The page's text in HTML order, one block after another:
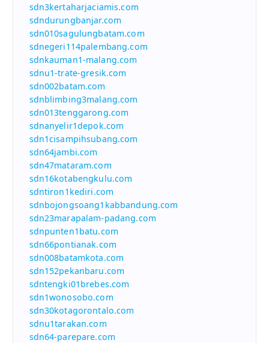
sdn3kertaharjaciamis.com
sdndurungbanjar.com
sdn010sagulungbatam.com
sdnegeri114palembang.com
sdnkauman1-malang.com
sdnu1-trate-gresik.com
sdn002batam.com
sdnblimbing3malang.com
sdn013tenggarong.com
sdnanyelir1depok.com
sdn1cisampihsubang.com
sdn64jambi.com
sdn47mataram.com
sdn16kotabengkulu.com
sdntiron1kediri.com
sdnbojongsoang1kabbandung.com
sdn23marapalam-padang.com
sdnpunten1batu.com
sdn66pontianak.com
sdn008batamkota.com
sdn152pekanbaru.com
sdntengki01brebes.com
sdn1wonosobo.com
sdn30kotagorontalo.com
sdnu1tarakan.com
sdn64-parepare.com